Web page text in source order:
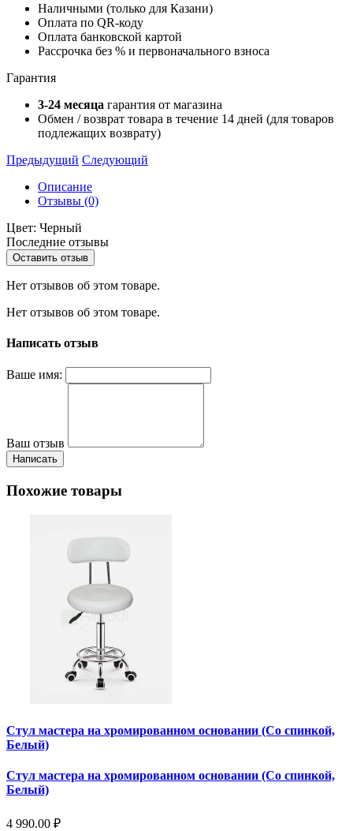
Наличными (только для Казани)
Оплата по QR-коду
Оплата банковской картой
Рассрочка без % и первоначального взноса
Гарантия
3-24 месяца гарантия от магазина
Обмен / возврат товара в течение 14 дней (для товаров
подлежащих возврату)
Предыдущий Следующий
Описание
Отзывы (0)
Цвет: Черный
Последние отзывы
Оставить отзыв
Нет отзывов об этом товаре.
Нет отзывов об этом товаре.
Написать отзыв
Ваше имя:
Ваш отзыв
Написать
Похожие товары
Стул мастера на хромированном основании (Со спинкой,
Белый)
Стул мастера на хромированном основании (Со спинкой,
Белый)
4 990.00 ₽